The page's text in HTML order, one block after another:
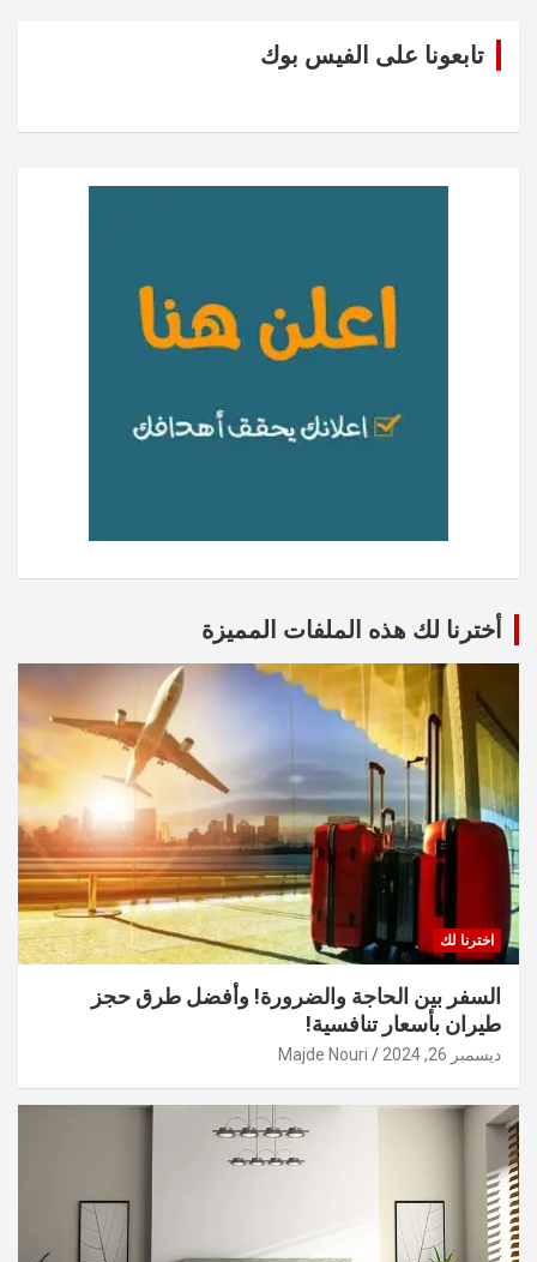
تابعونا على الفيس بوك
أخترنا لك هذه الملفات المميزة
اخترنا لك
السفر بين الحاجة والضرورة! وأفضل طرق حجز
طيران بأسعار تنافسية!
ديسمبر 26, 2024 Majde Nouri